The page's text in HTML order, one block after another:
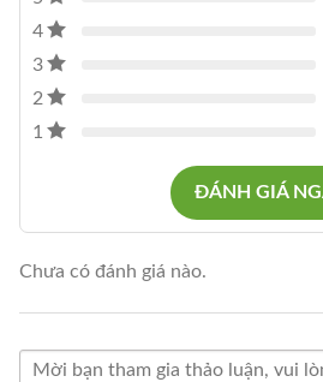
4
3
2
1
ĐÁNH GIÁ
Chưa có đánh giá nào.